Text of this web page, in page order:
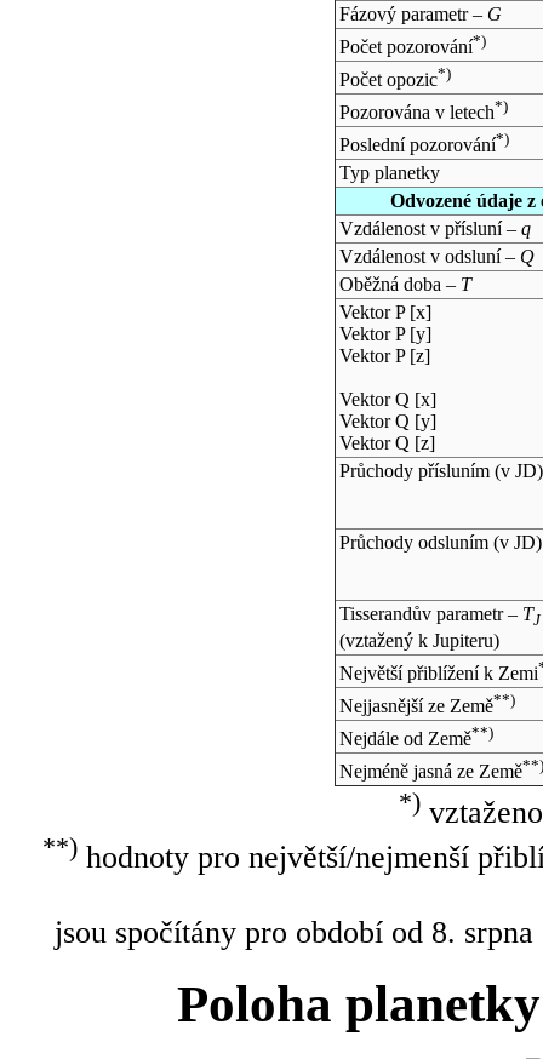
Fázový parametr – G
Počet pozorování*)
Počet opozic*)
Pozorována v letech*)
Poslední pozorování*)
Typ planetky
Odvozené údaje
Vzdálenost v přísluní – q
Vzdálenost v odsluní – Q
Oběžná doba – T
Vektor P [x]
Vektor P [y]
Vektor P [z]
Vektor Q [x]
Vektor Q [y]
Vektor Q [z]
Průchody přísluním (v JD)
Průchody odsluním (v JD)
Tisserandův parametr – TJ
(vztažený k Jupiteru)
Největší přiblížení k Zemi
Nejjasnější ze Země**)
Nejdále od Země**)
Nejméně jasná ze Země**)
*)
**)hodnoty pro největší/nejmenší
jsou spočítány pro období od 8.
Poloha